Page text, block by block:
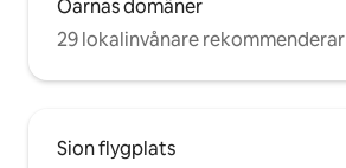
Öarnas domäner
29 lokalinvånare rekommenderar
Sion flygplats